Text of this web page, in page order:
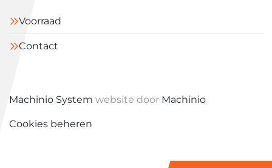
Voorraad
Contact
Machinio System website door Machinio
Cookies beheren